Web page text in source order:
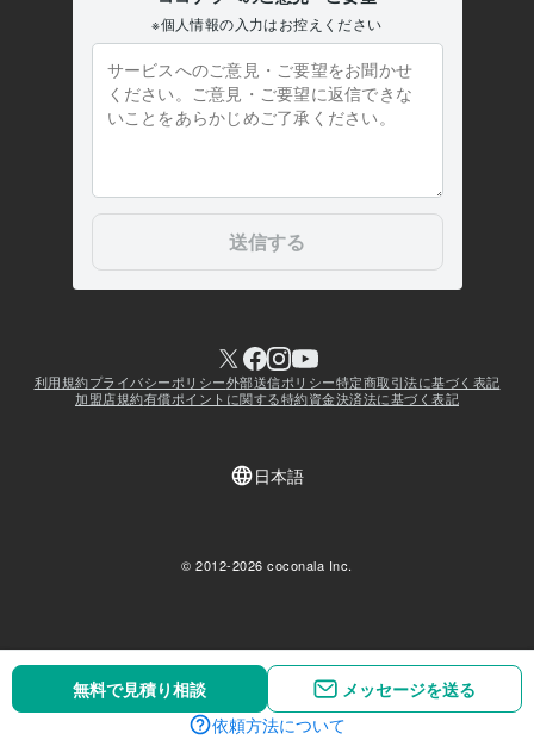
無料で見積り相談
メッセージを送る
無料で見積り相談
メッセージを送る
依頼方法について